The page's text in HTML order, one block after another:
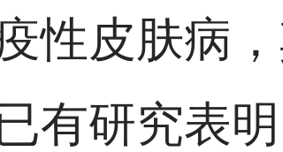
性皮肤病
有研究表